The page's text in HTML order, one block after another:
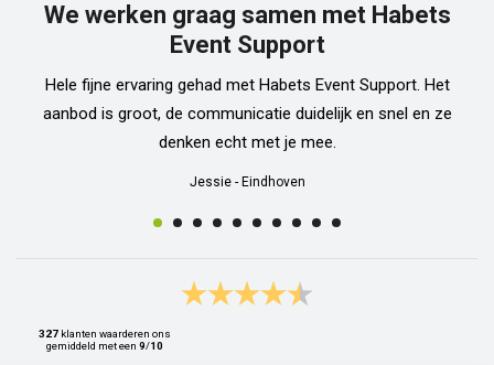
We werken graag samen met Habets
Event Support
Hele fijne ervaring gehad met Habets Event Support. Het
aanbod is groot, de communicatie duidelijk en snel en ze
denken echt met je mee.
Jessie - Eindhoven
327 klanten waarderen ons
gemiddeld met een 9/10